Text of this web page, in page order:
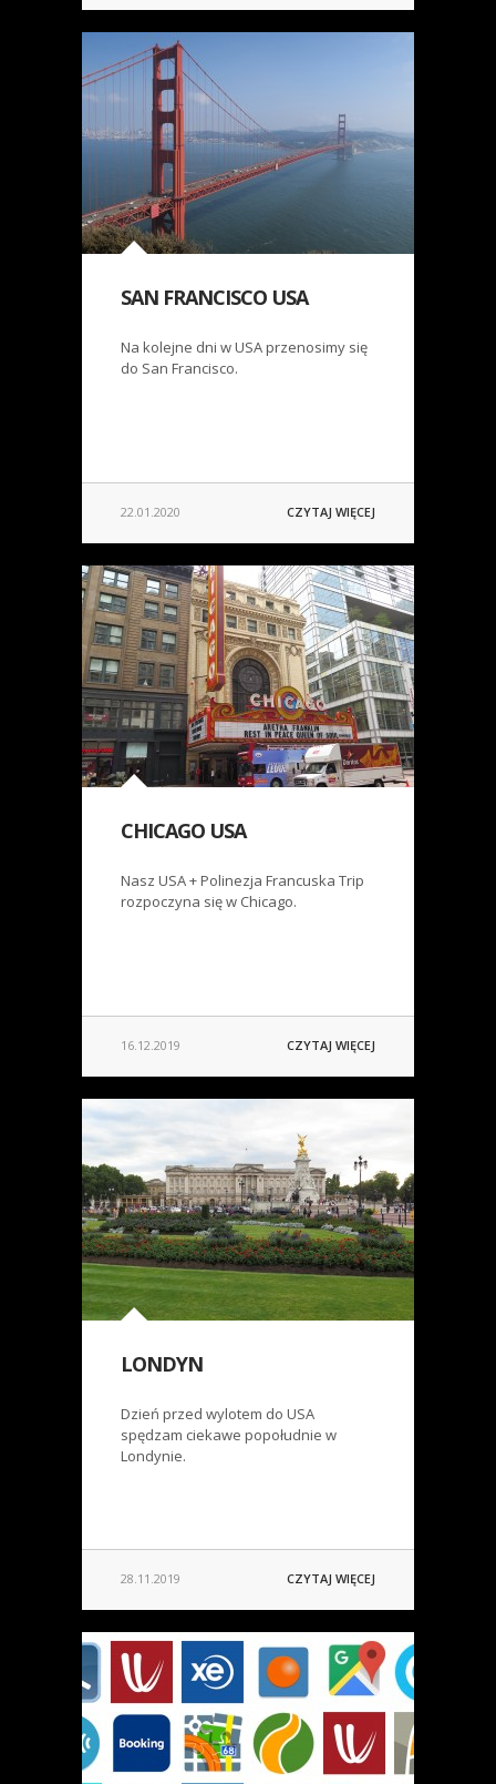
SAN FRANCISCO USA
Na kolejne dni w USA przenosimy się
do San Francisco.
22.01.2020 CZYTAJ WIĘCEJ
CHICAGO USA
Nasz USA + Polinezja Francuska Trip
rozpoczyna się w Chicago.
16.12.2019 CZYTAJ WIĘCEJ
LONDYN
Dzień przed wylotem do USA
spędzam ciekawe popołudnie w
Londynie.
28.11.2019 CZYTAJ WIĘCEJ